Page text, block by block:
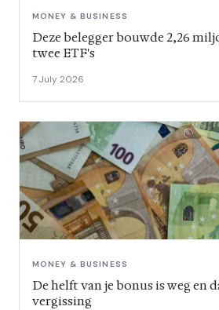
MONEY & BUSINESS
Deze belegger bouwde 2,26
twee ETF's
7 July 2026
MONEY & BUSINESS
De helft van je bonus is weg en
vergissing